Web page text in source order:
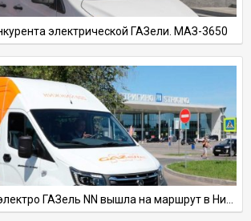
электрической ГАЗели. МАЗ-3650